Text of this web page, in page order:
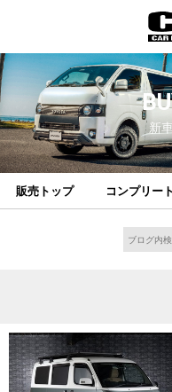
新
販売トップ コンプリート